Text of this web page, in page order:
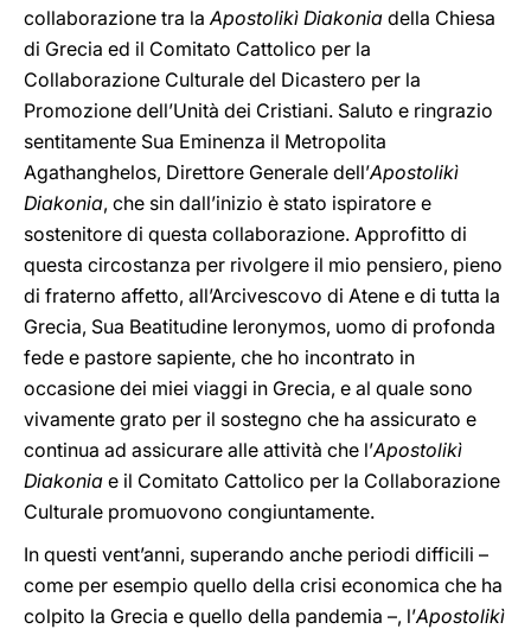
collaborazione tra laApostolikì Diakonia della Chiesa
di Grecia ed il Comitato Cattolico per la
Collaborazione Culturale del Dicastero per la
Promozione dell’Unità dei Cristiani. Saluto e ringrazio
sentitamente Sua Eminenza il Metropolita
Agathanghelos, Direttore Generale dell’Apostolikì
Diakonia, che sin dall’inizio è stato ispiratore e
sostenitore di questa collaborazione. Approfitto di
questa circostanza per rivolgere il mio pensiero, pieno
di fraterno affetto, all’Arcivescovo di Atene e di tutta la
Grecia, Sua Beatitudine Ieronymos, uomo di profonda
fede e pastore sapiente, che ho incontrato in
occasione dei miei viaggi in Grecia, e al quale sono
vivamente grato per il sostegno che ha assicurato e
continua ad assicurare alle attività che l’Apostolikì
Diakonia e il Comitato Cattolico per la Collaborazione
Culturale promuovono congiuntamente.
In questi vent’anni, superando anche periodi difficili –
come per esempio quello della crisi economica che ha
colpito la Grecia e quello della pandemia –, l’Apostolikì